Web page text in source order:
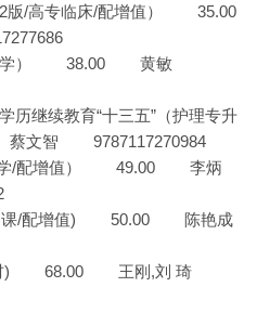
2版/高专临床/配增值） 35.00
床药学） 38.00 黄敏
历继续教育“十三五”（护理专升
文智 9787117270984
药学/配增值） 49.00 李炳
础课/配增值) 50.00 陈艳成
教材) 68.00 王刚,刘 琦